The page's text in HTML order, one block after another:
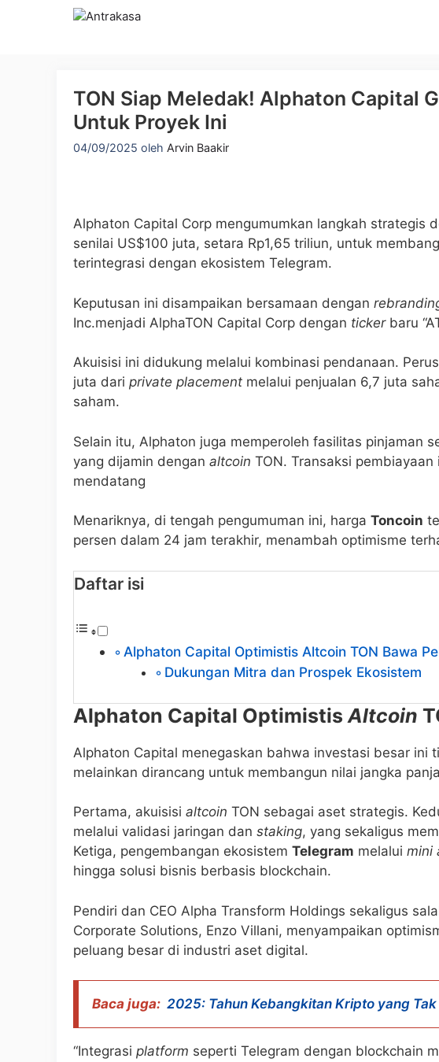
TON Siap Meledak! Alphaton Capital
Untuk Proyek Ini
04/09/2025 oleh Arvin Baakir
Alphaton Capital Corp mengumumkan langkah strategis
senilai US$100 juta, setara Rp1,65 triliun, untuk
terintegrasi dengan ekosistem Telegram.
Keputusan ini disampaikan bersamaan dengan
Inc.menjadi AlphaTON Capital Corp dengan tickerbaru
Akuisisi ini didukung melalui kombinasi pendanaan.
juta dari private placement melalui penjualan 6,7 juta
saham.
Selain itu, Alphaton juga memperoleh fasilitas pinjaman
yang dijamin dengan altcoin TON. Transaksi
mendatang
Menariknya, di tengah pengumuman ini, harga Toncoin
persen dalam 24 jam terakhir, menambah optimisme
Daftar isi
Alphaton Capital Optimistis Altcoin TON Bawa
Dukungan Mitra dan Prospek Ekosistem
Alphaton Capital Optimistis Altcoin
Alphaton Capital menegaskan bahwa investasi besar ini
melainkan dirancang untuk membangun nilai jangka
Pertama, akuisisi altcoin TON sebagai aset strategis.
melalui validasi jaringan dan staking, yang sekaligus
Ketiga, pengembangan ekosistem Telegram melalui mini
hingga solusi bisnis berbasis blockchain.
Pendiri dan CEO Alpha Transform Holdings sekaligus
Corporate Solutions, Enzo Villani, menyampaikan
peluang besar di industri aset digital.
Baca juga: 2025: Tahun Kebangkitan Kripto yang
“Integrasi platform seperti Telegram dengan blockchain